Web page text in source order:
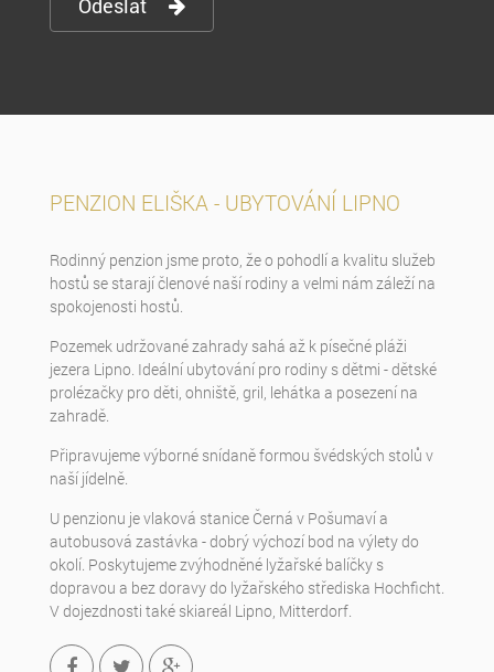
Odeslat
PENZION ELIŠKA - UBYTOVÁNÍ LIPNO
Rodinný penzion jsme proto, že o pohodlí a kvalitu služeb
hostů se starají členové naší rodiny a velmi nám záleží na
spokojenosti hostů.
Pozemek udržované zahrady sahá až k písečné pláži
jezera Lipno. Ideální ubytování pro rodiny s dětmi - dětské
prolézačky pro děti, ohniště, gril, lehátka a posezení na
zahradě.
Připravujeme výborné snídaně formou švédských stolů v
naší jídelně.
U penzionu je vlaková stanice Černá v Pošumaví a
autobusová zastávka - dobrý výchozí bod na výlety do
okolí. Poskytujeme zvýhodněné lyžařské balíčky s
dopravou a bez doravy do lyžařského střediska Hochficht.
V dojezdnosti také skiareál Lipno, Mitterdorf.